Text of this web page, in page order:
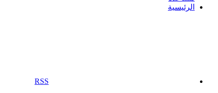
الرئيسية
RSS